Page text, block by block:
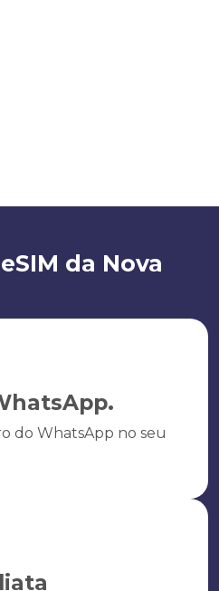
da Nova
do WhatsApp no seu